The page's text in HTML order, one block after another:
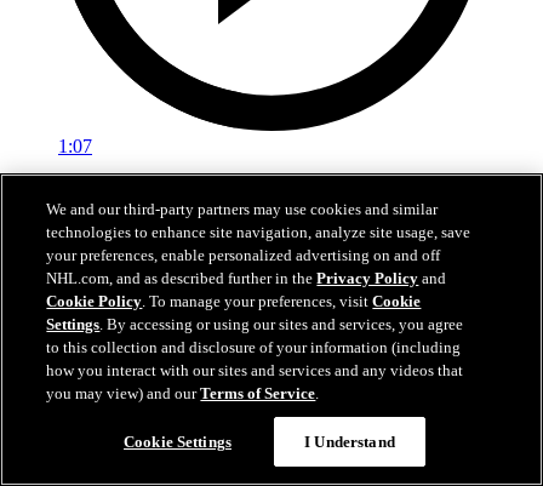
1:07
TBL@MTL: Hutson décoche un boulet de canon en prolongation
25 avr. 2026
We and our third-party partners may use cookies and similar
technologies to enhance site navigation, analyze site usage, save
your preferences, enable personalized advertising on and off
NHL.com, and as described further in thePrivacy Policy and
Cookie Policy. To manage your preferences, visitCookie
Settings. By accessing or using our sites and services, you agree
to this collection and disclosure of your information (including
how you interact with our sites and services and any videos that
you may view) and ourTerms of Service.
Cookie Settings I Understand